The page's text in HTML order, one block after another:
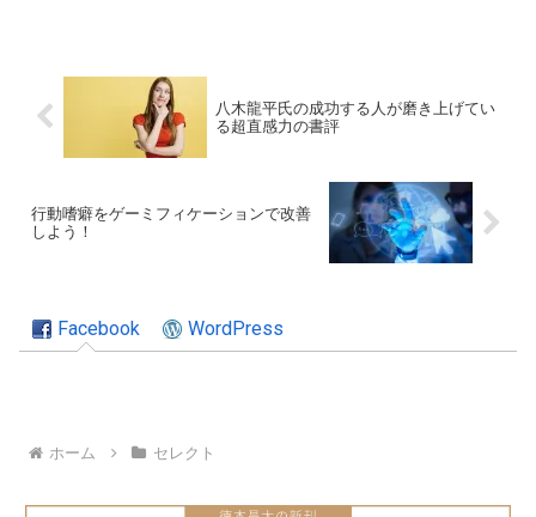
八木龍平氏の成功する人が磨き上げてい
る超直感力の書評
行動嗜癖をゲーミフィケーションで改善
しよう！
Facebook WordPress
ホーム セレクト